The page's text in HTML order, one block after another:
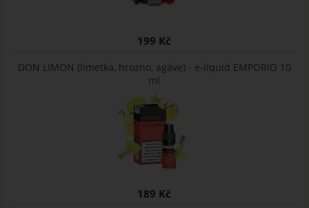
199 Kč
DON LIMON (limetka, hrozno, agáve) - e-liquid EMPORIO 10
ml
189 Kč